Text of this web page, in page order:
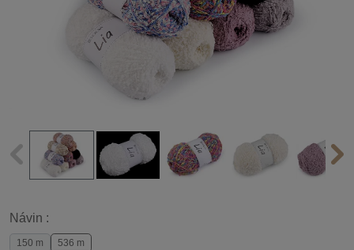
Návin :
150 m 536 m